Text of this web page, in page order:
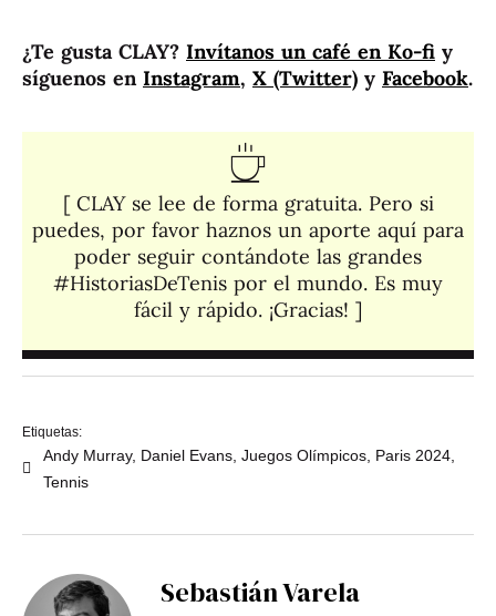
¿Te gusta CLAY? Invítanos un café en Ko-fi y
síguenos en Instagram, X (Twitter) y Facebook.
[ CLAY se lee de forma gratuita. Pero si
puedes, por favor haznos un aporte aquí para
poder seguir contándote las grandes
#HistoriasDeTenis por el mundo. Es muy
fácil y rápido. ¡Gracias! ]​
Etiquetas:
Andy Murray, Daniel Evans, Juegos Olímpicos, Paris 2024,
Tennis
Sebastián Varela